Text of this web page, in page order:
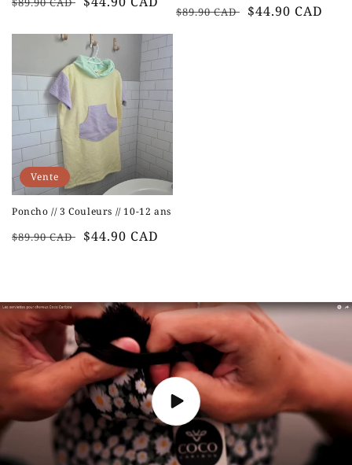
Prix
$89.90 CAD
Prix
$44.90 CAD
Vente
Poncho // 3 Couleurs // 10-12 ans
Prix
$89.90 CAD
Prix
$44.90 CAD